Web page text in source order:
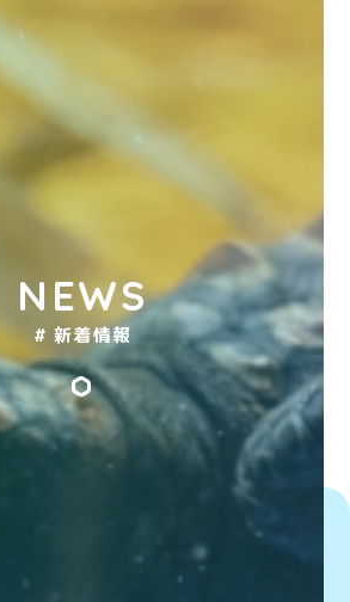
NEWS
# 新着情報